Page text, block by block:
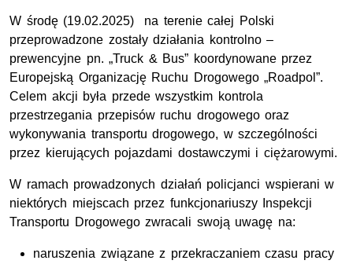
W środę (19.02.2025) na terenie całej Polski
przeprowadzone zostały działania kontrolno –
prewencyjne pn. „Truck & Bus” koordynowane przez
Europejską Organizację Ruchu Drogowego „Roadpol”.
Celem akcji była przede wszystkim kontrola
przestrzegania przepisów ruchu drogowego oraz
wykonywania transportu drogowego, w szczególności
przez kierujących pojazdami dostawczymi i ciężarowymi.
W ramach prowadzonych działań policjanci wspierani w
niektórych miejscach przez funkcjonariuszy Inspekcji
Transportu Drogowego zwracali swoją uwagę na:
naruszenia związane z przekraczaniem czasu pracy